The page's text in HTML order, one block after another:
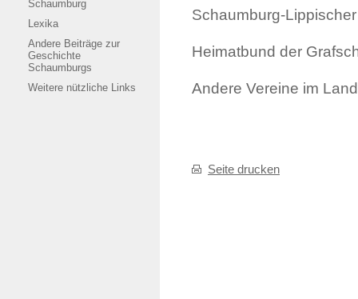
Schaumburg
Lexika
Andere Beiträge zur
Geschichte
Schaumburgs
Weitere nützliche Links
Schaumburg-
Heimatbund der
Andere Vereine im
Seite drucken